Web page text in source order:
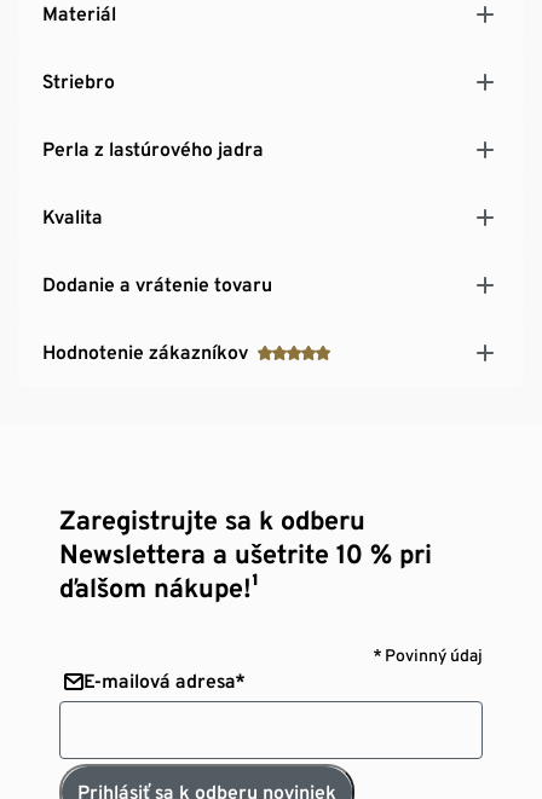
Materiál
Striebro
Perla z lastúrového jadra
Kvalita
Dodanie a vrátenie tovaru
Hodnotenie zákazníkov
Zaregistrujte sa k odberu
Newslettera a ušetrite 10 % pri
ďalšom nákupe!¹
* Povinný údaj
E-mailová adresa*
Prihlásiť sa k odberu noviniek